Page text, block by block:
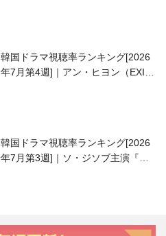
韓国ドラマ視聴率ランキング[2026
年7月第4週]｜アン・ヒヨン（EXID
韓国ドラマ視聴率ランキング[2026
年7月第3週]｜ソ・ジソブ主演『エ